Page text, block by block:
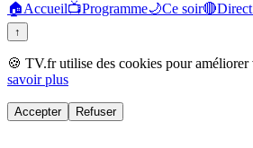
🏠Accueil📺Programme🌙Ce soir🔴Direct
↑
🍪 TV.fr utilise des cookies pour améliorer
savoir plus
Accepter Refuser